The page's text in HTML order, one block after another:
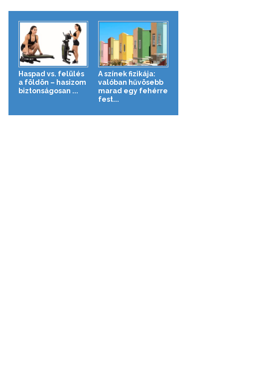
Haspad vs. felülés
a földön – hasizom
biztonságosan ...
A színek fizikája:
valóban hűvösebb
marad egy fehérre
fest...